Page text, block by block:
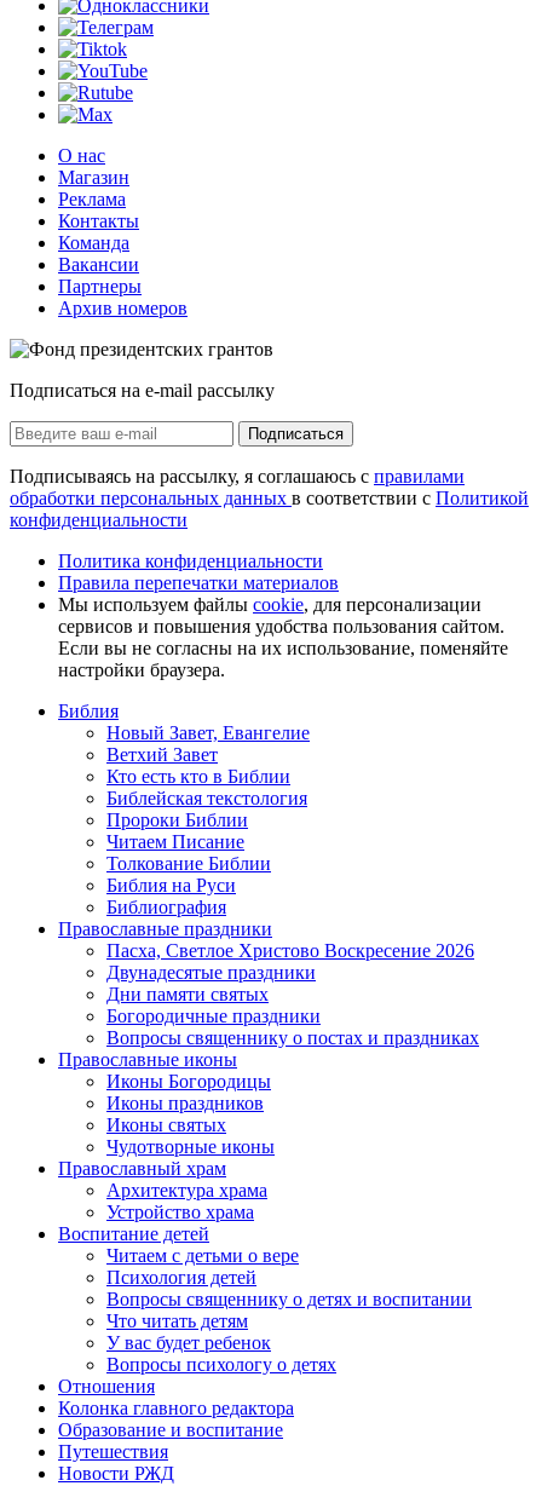
О нас
Магазин
Реклама
Контакты
Команда
Вакансии
Партнеры
Архив номеров
Подписаться на e-mail рассылку
Подписаться
Подписываясь на рассылку, я соглашаюсь с правилами
обработки персональных данных в соответствии с Политикой
конфиденциальности
Политика конфиденциальности
Правила перепечатки материалов
Мы используем файлы cookie, для персонализации
сервисов и повышения удобства пользования сайтом.
Если вы не согласны на их использование, поменяйте
настройки браузера.
Библия
Новый Завет, Евангелие
Ветхий Завет
Кто есть кто в Библии
Библейская текстология
Пророки Библии
Читаем Писание
Толкование Библии
Библия на Руси
Библиография
Православные праздники
Пасха, Светлое Христово Воскресение 2026
Двунадесятые праздники
Дни памяти святых
Богородичные праздники
Вопросы священнику о постах и праздниках
Православные иконы
Иконы Богородицы
Иконы праздников
Иконы святых
Чудотворные иконы
Православный храм
Архитектура храма
Устройство храма
Воспитание детей
Читаем с детьми о вере
Психология детей
Вопросы священнику о детях и воспитании
Что читать детям
У вас будет ребенок
Вопросы психологу о детях
Отношения
Колонка главного редактора
Образование и воспитание
Путешествия
Новости РЖД